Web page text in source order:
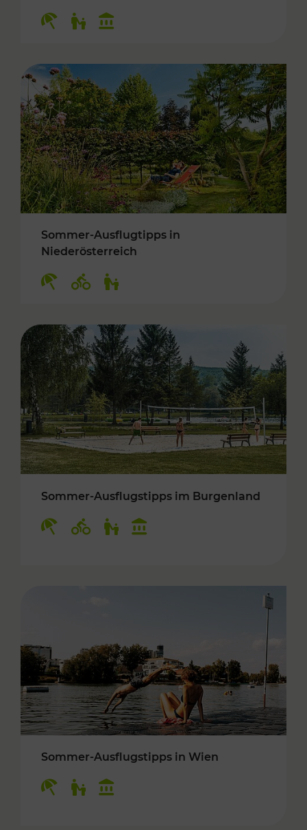
Sommer-Ausflugtipps in
Niederösterreich
Sommer-Ausflugstipps im Burgenland
Sommer-Ausflugstipps in Wien